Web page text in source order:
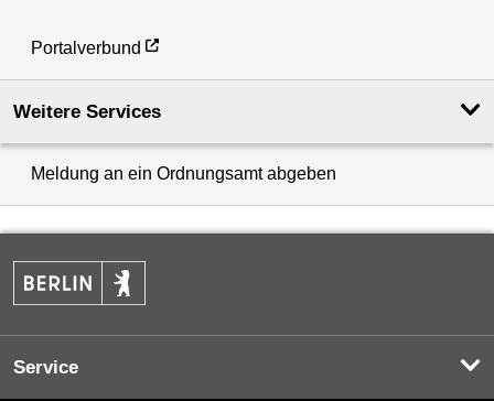
Portalverbund
Weitere Services
Meldung an ein Ordnungsamt abgeben
Service